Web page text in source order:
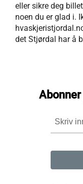
eller sikre deg
noen du er glad i.
det Stjørdal har å